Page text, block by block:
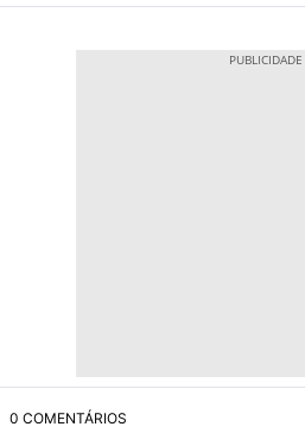
0 COMENTÁRIOS